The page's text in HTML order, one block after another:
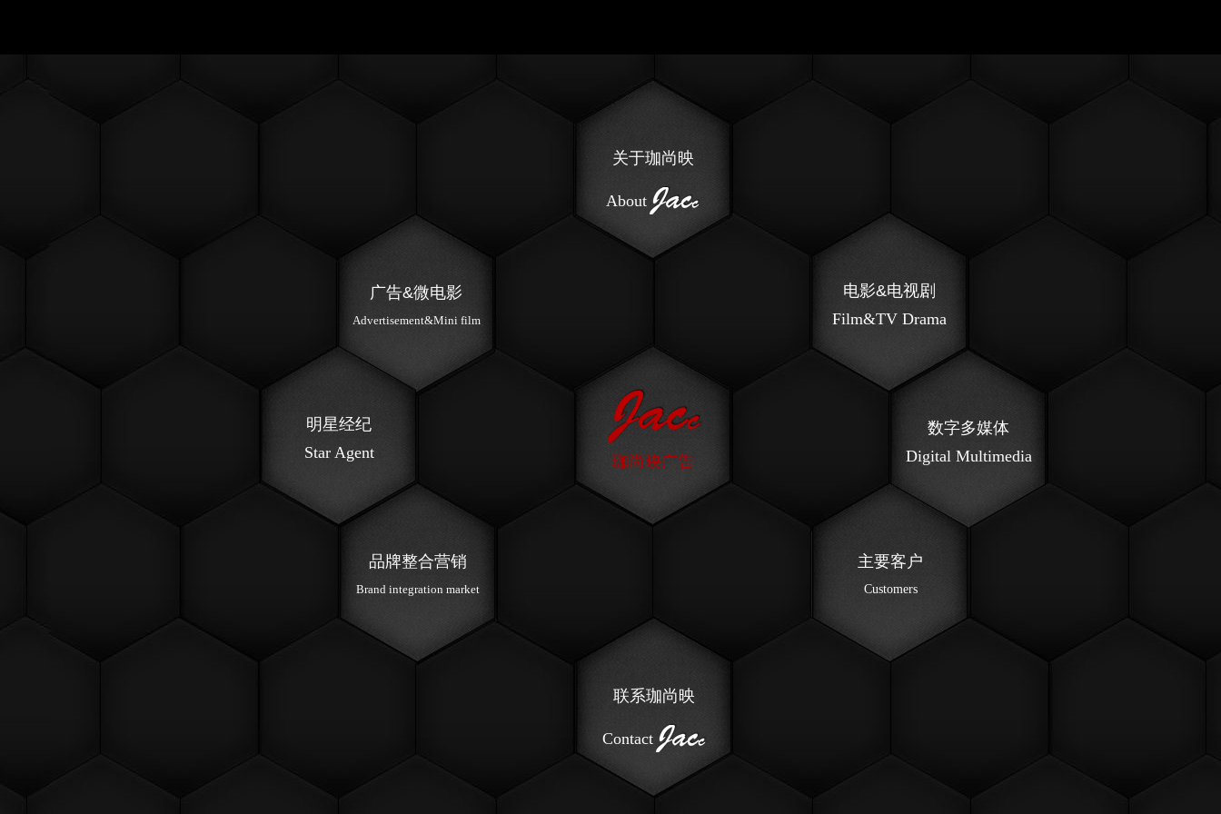
关于珈尚映
About
广告&微电影
Advertisement&Mini film
电影&电视剧
Film&TV Drama
明星经纪
Star Agent
珈尚映广告
数字多媒体
Digital Multimedia
品牌整合营销
Brand integration market
主要客户
Customers
联系珈尚映
Contact